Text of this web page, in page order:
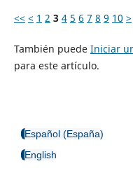
<< < 1 2 3 4 5 6 7 8 9 10 >
También puede Iniciar
para este artículo.
Español (España)
English